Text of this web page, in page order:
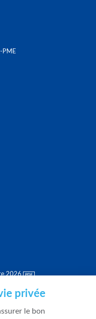
PME
2026
privée
le bon